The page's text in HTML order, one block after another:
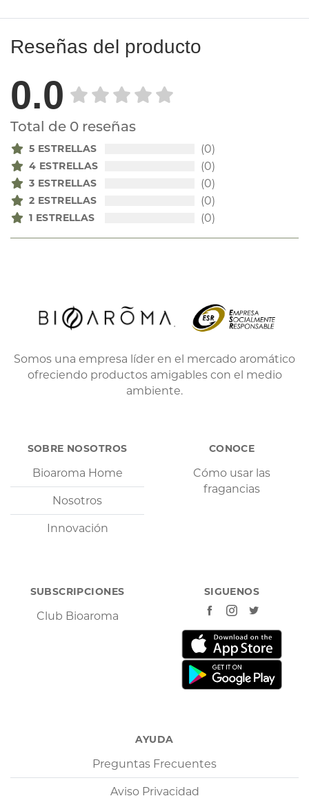
Reseñas del producto
0.0
Total de 0 reseñas
5 ESTRELLAS (0)
4 ESTRELLAS (0)
3 ESTRELLAS (0)
2 ESTRELLAS (0)
1 ESTRELLAS (0)
Somos una empresa líder en el mercado aromático
ofreciendo productos amigables con el medio
ambiente.
SOBRE NOSOTROS
Bioaroma Home
Nosotros
Innovación
CONOCE
Cómo usar las
fragancias
SUBSCRIPCIONES
Club Bioaroma
AYUDA
Preguntas Frecuentes
Aviso Privacidad
SIGUENOS